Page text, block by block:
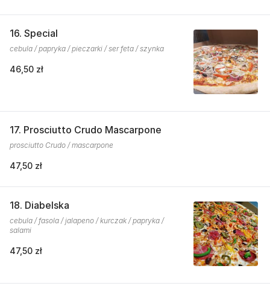
16. Special
cebula / papryka / pieczarki / ser feta / szynka
46,50 zł
17. Prosciutto Crudo Mascarpone
prosciutto Crudo / mascarpone
47,50 zł
18. Diabelska
cebula / fasola / jalapeno / kurczak / papryka /
salami
47,50 zł